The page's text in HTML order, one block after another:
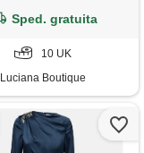
Sped. gratuita
10 UK
Luciana Boutique